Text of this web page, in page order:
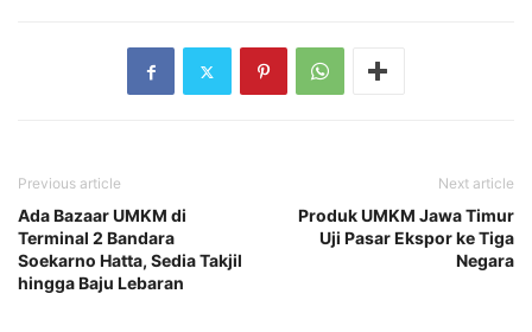
Previous article
Ada Bazaar UMKM di
Terminal 2 Bandara
Soekarno Hatta, Sedia Takjil
hingga Baju Lebaran
Next article
Produk UMKM Jawa Timur
Uji Pasar Ekspor ke Tiga
Negara